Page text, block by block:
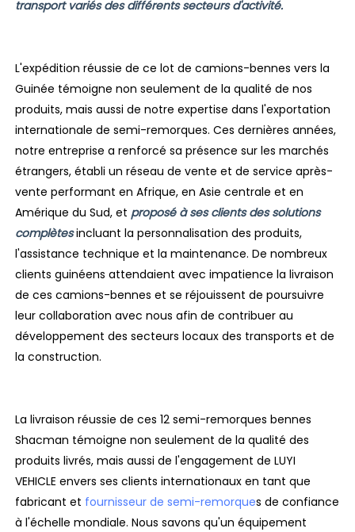
transport variés des différents secteurs d'activité.
L'expédition réussie de ce lot de camions-bennes vers la
Guinée témoigne non seulement de la qualité de nos
produits, mais aussi de notre expertise dans l'exportation
internationale de semi-remorques. Ces dernières années,
notre entreprise a renforcé sa présence sur les marchés
étrangers, établi un réseau de vente et de service après-
vente performant en Afrique, en Asie centrale et en
Amérique du Sud, etproposé à ses clients des solutions
complètesincluant la personnalisation des produits,
l'assistance technique et la maintenance. De nombreux
clients guinéens attendaient avec impatience la livraison
de ces camions-bennes et se réjouissent de poursuivre
leur collaboration avec nous afin de contribuer au
développement des secteurs locaux des transports et de
la construction.
La livraison réussie de ces 12 semi-remorques bennes
Shacman témoigne non seulement de la qualité des
produits livrés, mais aussi de l'engagement de LUYI
VEHICLE envers ses clients internationaux en tant que
fabricant et fournisseur de semi-remorques de confiance
à l'échelle mondiale. Nous savons qu'un équipement